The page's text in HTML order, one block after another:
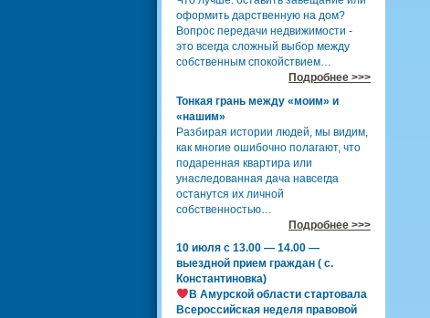
оформить дарственную на дом?
Вопрос передачи недвижимости -
это всегда сложный выбор между
собственным спокойствием…
Подробнее >>>
Тонкая грань между «моим» и
«нашим»
Разбирая истории людей, мы видим,
как многие ошибочно полагают, что
подаренная квартира или
унаследованная дача навсегда
останутся их личной
собственностью…
Подробнее >>>
10 июля с 13.00 — 14.00 —
выездной прием граждан ( с.
Константиновка)
В Амурской области стартовала
Всероссийская неделя правовой